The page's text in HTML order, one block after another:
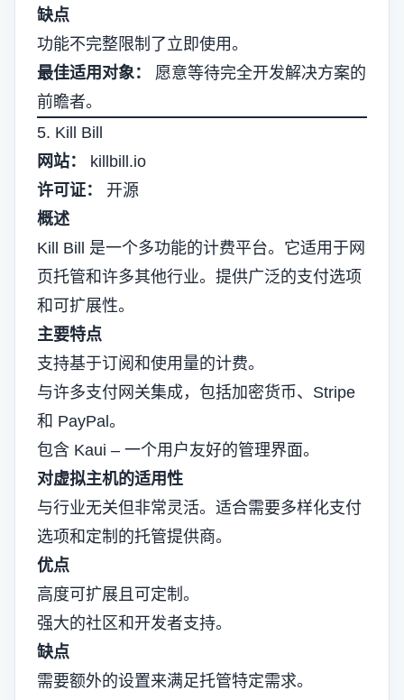
缺点
功能不完整限制了立即使用。
最佳适用对象：
愿意等待完全开发解决方案的
前瞻者。
5. Kill Bill
网站：
killbill.io
许可证：
开源
概述
Kill Bill 是一个多功能的计费平台。它适用于网
页托管和许多其他行业。提供广泛的支付选项
和可扩展性。
主要特点
支持基于订阅和使用量的计费。
与许多支付网关集成，包括加密货币、Stripe
和 PayPal。
包含 Kaui – 一个用户友好的管理界面。
对虚拟主机的适用性
与行业无关但非常灵活。适合需要多样化支付
选项和定制的托管提供商。
优点
高度可扩展且可定制。
强大的社区和开发者支持。
缺点
需要额外的设置来满足托管特定需求。